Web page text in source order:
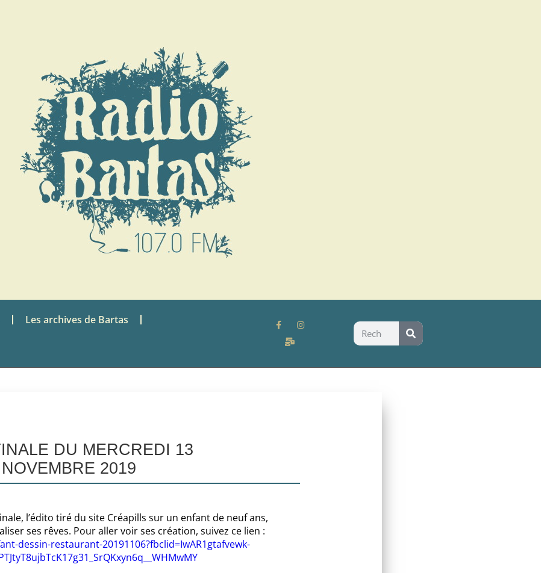
Les archives de Bartas
DU MERCREDI 13
NOVEMBRE 2019
l’édito tiré du site Créapills sur un enfant de neuf ans,
ses rêves. Pour aller voir ses création, suivez ce lien :
dessin-restaurant-20191106?fbclid=IwAR1gtafvewk-